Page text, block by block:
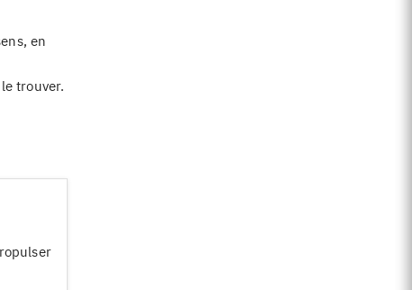
en
trouver.